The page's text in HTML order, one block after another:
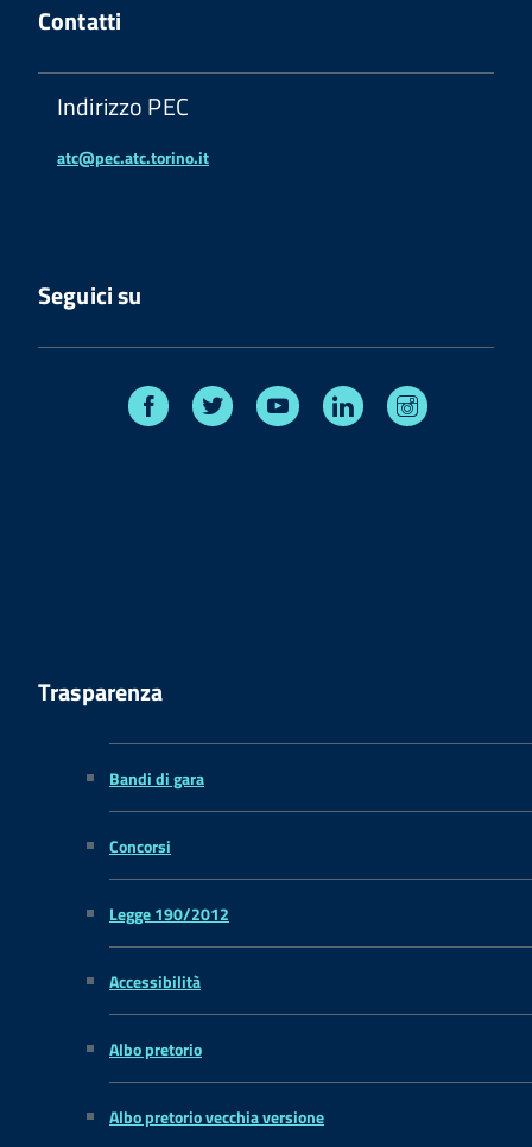
Contatti
Indirizzo PEC
atc@pec.atc.torino.it
Seguici su
Facebook Twitter Youtube Linkedin
Trasparenza
Bandi di gara
Concorsi
Legge 190/2012
Accessibilità
Albo pretorio
Albo pretorio vecchia versione